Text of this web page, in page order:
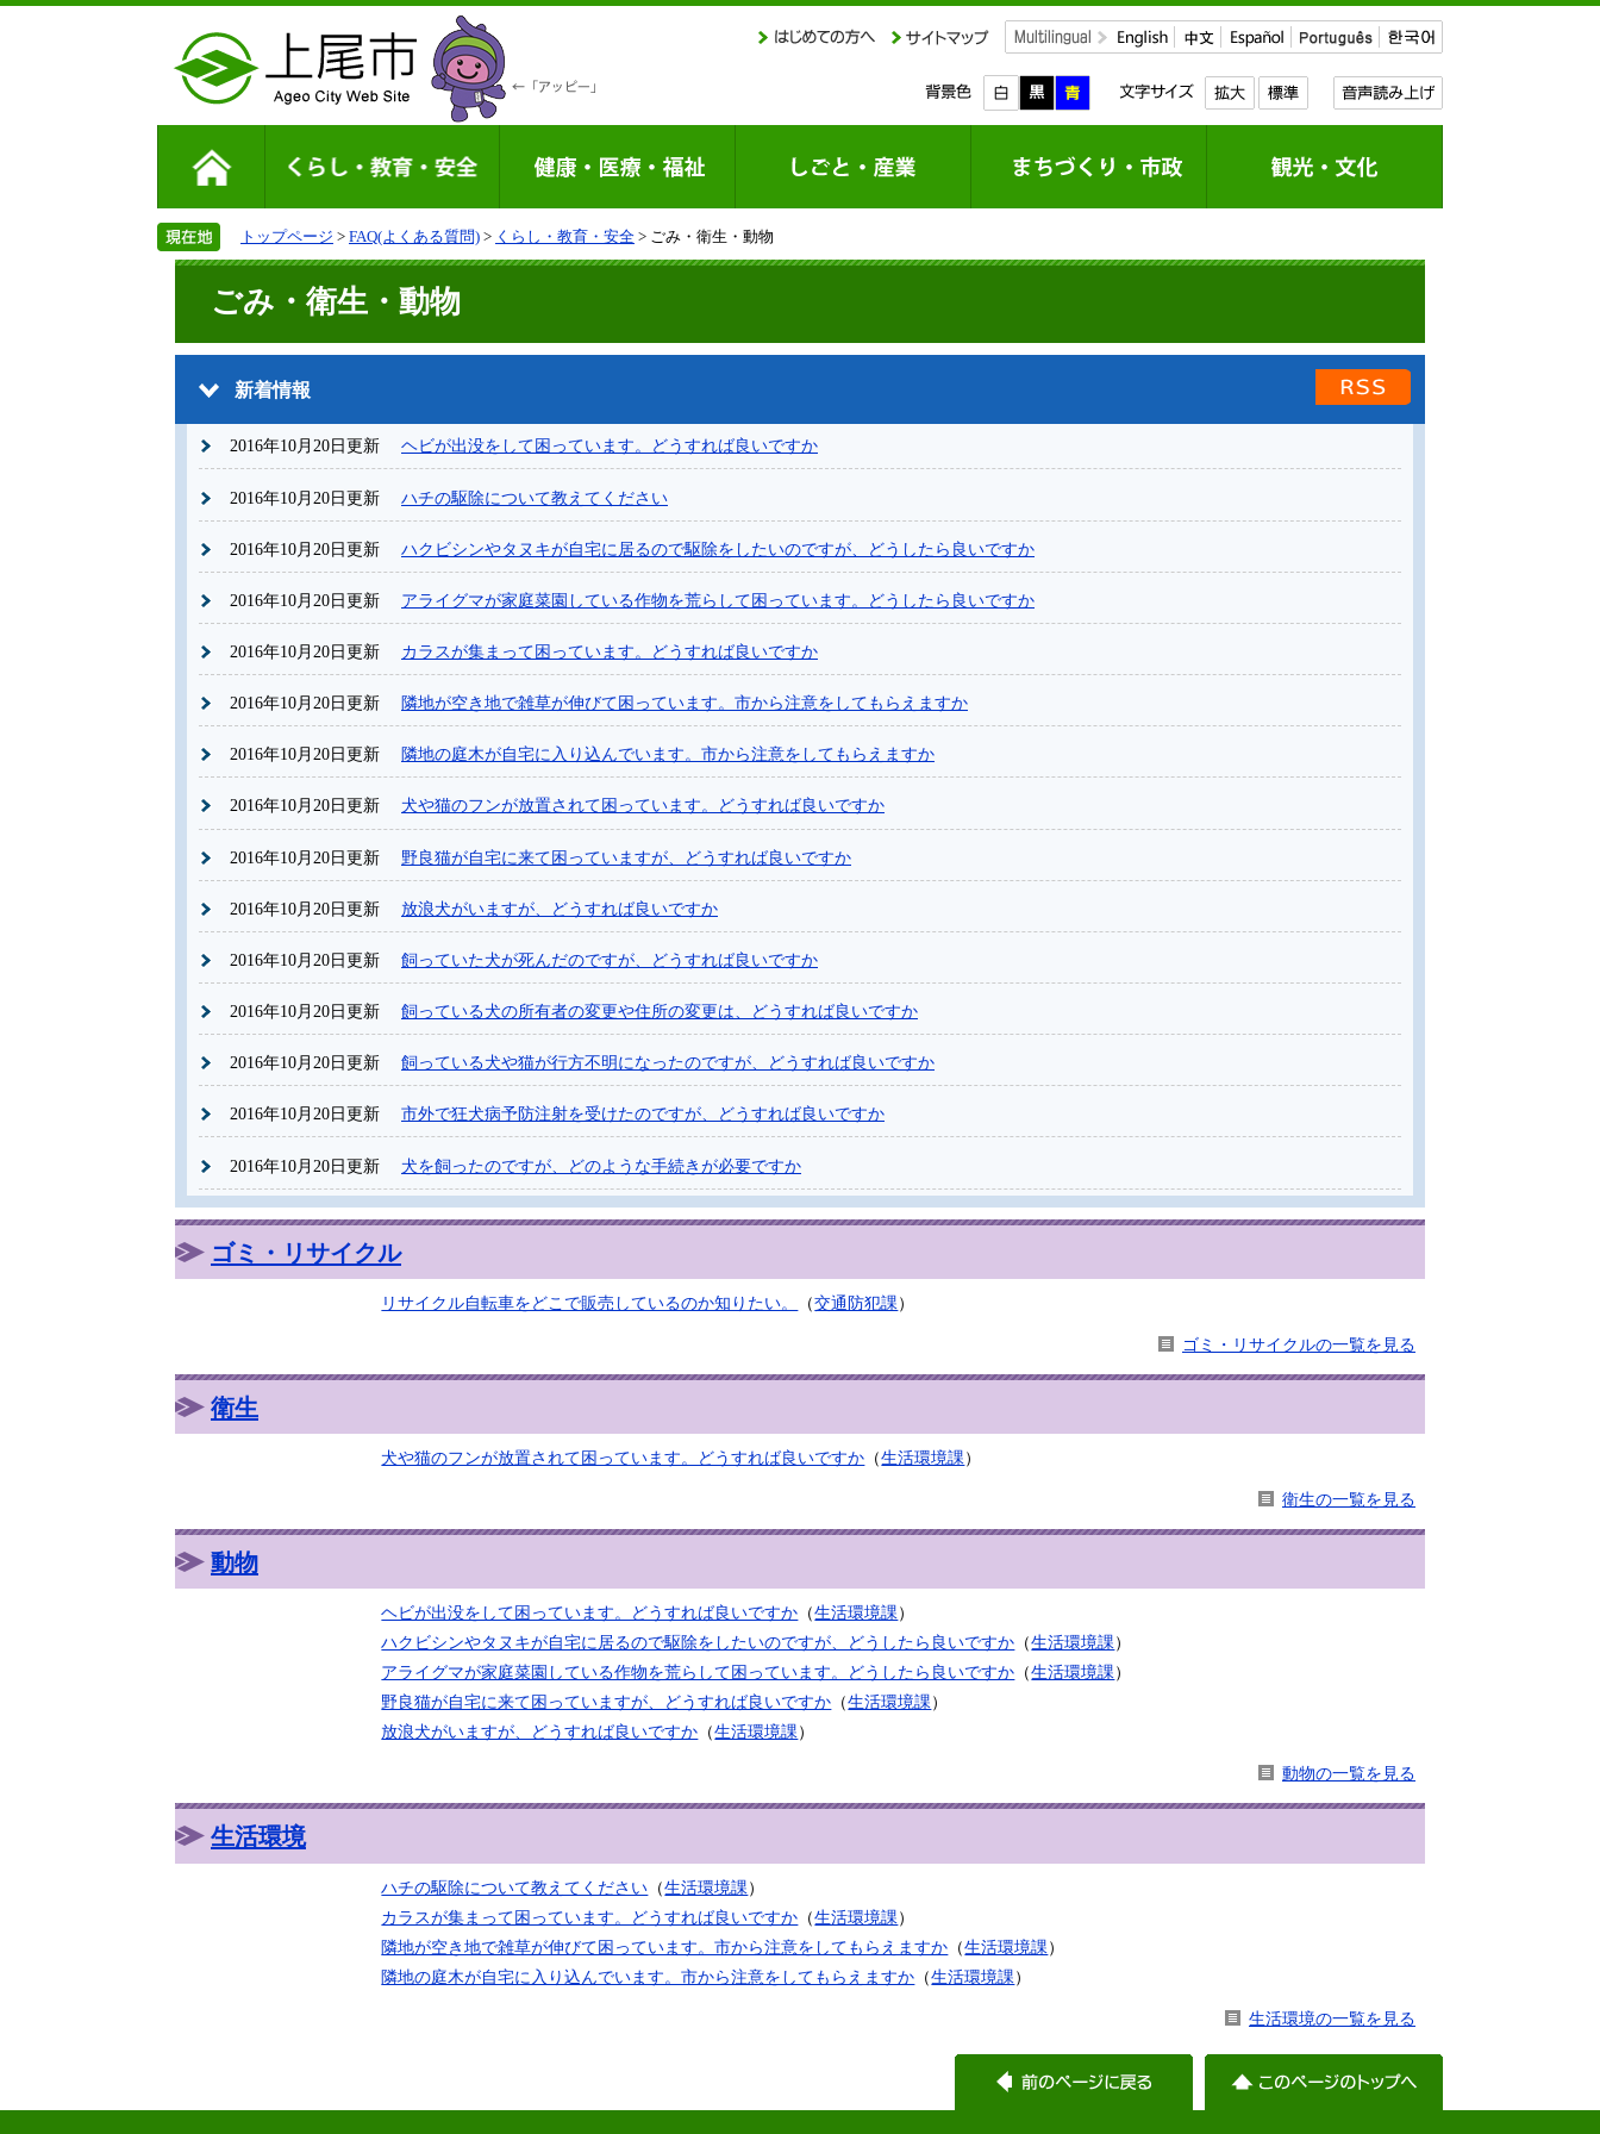
トップページ > FAQ(よくある質問) > くらし・教育・安全 > ごみ・衛生・動物
ごみ・衛生・動物
新着情報
2016年10月20日更新 ヘビが出没をして困っています。どうすれば良いですか
2016年10月20日更新 ハチの駆除について教えてください
2016年10月20日更新 ハクビシンやタヌキが自宅に居るので駆除をしたいのですが、どうしたら良いですか
2016年10月20日更新 アライグマが家庭菜園している作物を荒らして困っています。どうしたら良いですか
2016年10月20日更新 カラスが集まって困っています。どうすれば良いですか
2016年10月20日更新 隣地が空き地で雑草が伸びて困っています。市から注意をしてもらえますか
2016年10月20日更新 隣地の庭木が自宅に入り込んでいます。市から注意をしてもらえますか
2016年10月20日更新 犬や猫のフンが放置されて困っています。どうすれば良いですか
2016年10月20日更新 野良猫が自宅に来て困っていますが、どうすれば良いですか
2016年10月20日更新 放浪犬がいますが、どうすれば良いですか
2016年10月20日更新 飼っていた犬が死んだのですが、どうすれば良いですか
2016年10月20日更新 飼っている犬の所有者の変更や住所の変更は、どうすれば良いですか
2016年10月20日更新 飼っている犬や猫が行方不明になったのですが、どうすれば良いですか
2016年10月20日更新 市外で狂犬病予防注射を受けたのですが、どうすれば良いですか
2016年10月20日更新 犬を飼ったのですが、どのような手続きが必要ですか
ゴミ・リサイクル
リサイクル自転車をどこで販売しているのか知りたい。 （交通防犯課）
ゴミ・リサイクルの一覧を見る
衛生
犬や猫のフンが放置されて困っています。どうすれば良いですか （生活環境課）
衛生の一覧を見る
動物
ヘビが出没をして困っています。どうすれば良いですか （生活環境課）
ハクビシンやタヌキが自宅に居るので駆除をしたいのですが、どうしたら良いですか （生活環境課）
アライグマが家庭菜園している作物を荒らして困っています。どうしたら良いですか （生活環境課）
野良猫が自宅に来て困っていますが、どうすれば良いですか （生活環境課）
放浪犬がいますが、どうすれば良いですか （生活環境課）
動物の一覧を見る
生活環境
ハチの駆除について教えてください （生活環境課）
カラスが集まって困っています。どうすれば良いですか （生活環境課）
隣地が空き地で雑草が伸びて困っています。市から注意をしてもらえますか （生活環境課）
隣地の庭木が自宅に入り込んでいます。市から注意をしてもらえますか （生活環境課）
生活環境の一覧を見る